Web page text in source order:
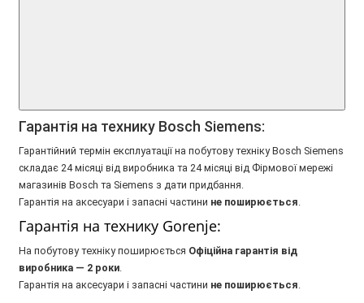
Гарантія на технику Bosch Siemens:
Гарантійний термін експлуатації на побутову техніку Bosch Siemens
складає 24 місяці від виробника та 24 місяці від Фірмової мережі
магазинів Bosch та Siemens з дати придбання.
Гарантія на аксесуари і запасні частини не поширюється.
Гарантія на технику Gorenje:
На побутову техніку поширюється Oфіційна гарантія від
виробника — 2 роки.
Гарантія на аксесуари і запасні частини не поширюється.